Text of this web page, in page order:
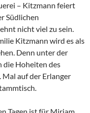
– Kitzmann feiert
Südlichen
nicht viel zu sein.
Kitzmann wird es als
Denn unter der
die Hoheiten des
Mal auf der Erlanger